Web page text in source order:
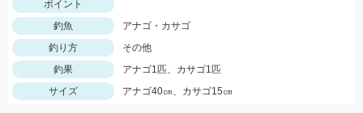
ポイント
釣魚
アナゴ・カサゴ
釣り方
その他
釣果
アナゴ1匹、カサゴ1匹
サイズ
アナゴ40㎝、カサゴ15㎝